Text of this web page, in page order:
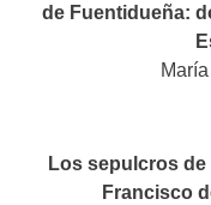
de Fuentidueña:
Los sepulcros
Francisco